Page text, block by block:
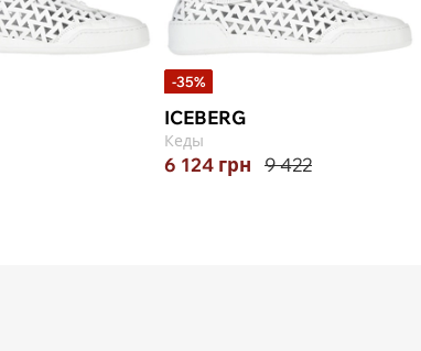
-35%
ICEBERG
Кеды
6 124 грн 9 422